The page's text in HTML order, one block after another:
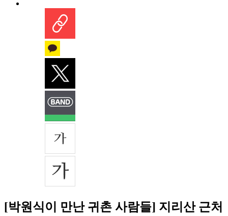
[박원식이 만난 귀촌 사람들] 지리산 근처